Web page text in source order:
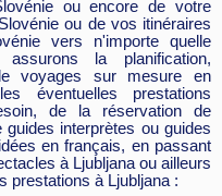
ou encore de votre
ou de vos itinéraires
vers n'importe quelle
la planification,
voyages sur mesure en
éventuelles prestations
de la réservation de
interprètes ou guides
en français, en passant
à Ljubljana ou ailleurs
prestations à Ljubljana :